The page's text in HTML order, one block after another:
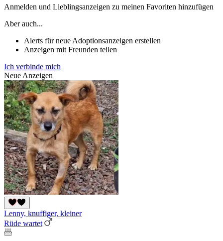
Anmelden und Lieblingsanzeigen zu meinen Favoriten hinzufügen
Aber auch...
Alerts für neue Adoptionsanzeigen erstellen
Anzeigen mit Freunden teilen
Ich verbinde mich
Neue Anzeigen
Lenny, knuffiger, kleiner
Rüde wartet